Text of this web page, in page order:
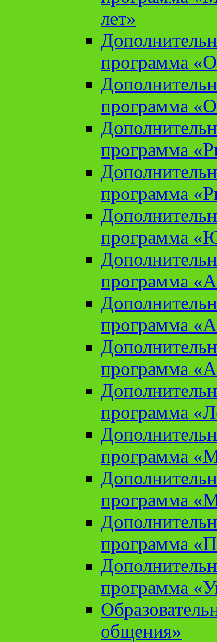
лет»
программа
программа
программа
программа
программа
программа
программа
программа
программа
программа
программа
программа
программа
общения»